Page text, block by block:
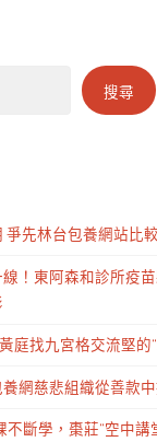
搜尋
爭先林台包養網站比
！東阿森和診所疫
庭找九宮格交流堅的
網慈悲組織從善款
斷學，棗莊“空中講